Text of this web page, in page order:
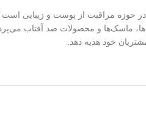
خود هدیه دهد.